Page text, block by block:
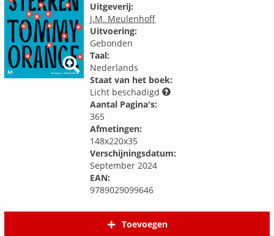
Uitgeverij:
J.M. Meulenhoff
Uitvoering:
Gebonden
Taal:
Nederlands
Staat van het boek:
Licht beschadigd
Aantal Pagina's:
365
Afmetingen:
148x220x35
Verschijningsdatum:
September 2024
EAN:
9789029099646
Toevoegen